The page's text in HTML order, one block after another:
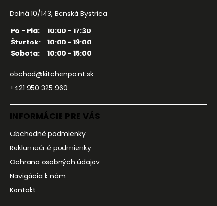
Dolná 10/143, Banská Bystrica
Po - Pia:
10:00 - 17:30
Štvrtok:
10:00 - 19:00
Sobota:
10:00 - 15:00
obchod@kitchenpoint.sk
+421 950 325 969
INFORMÁCIE PRE VÁS
Obchodné podmienky
Reklamačné podmienky
Ochrana osobných údajov
Navigácia k nám
Kontakt